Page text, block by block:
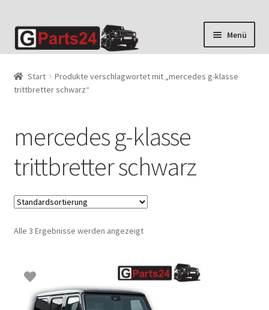
Zur
Navigation
Zum
Inhalt
Menü
Start
Produkte verschlagwortet mit „mercedes g-klasse
trittbretter schwarz“
mercedes g-klasse
trittbretter schwarz
Alle 3 Ergebnisse werden angezeigt